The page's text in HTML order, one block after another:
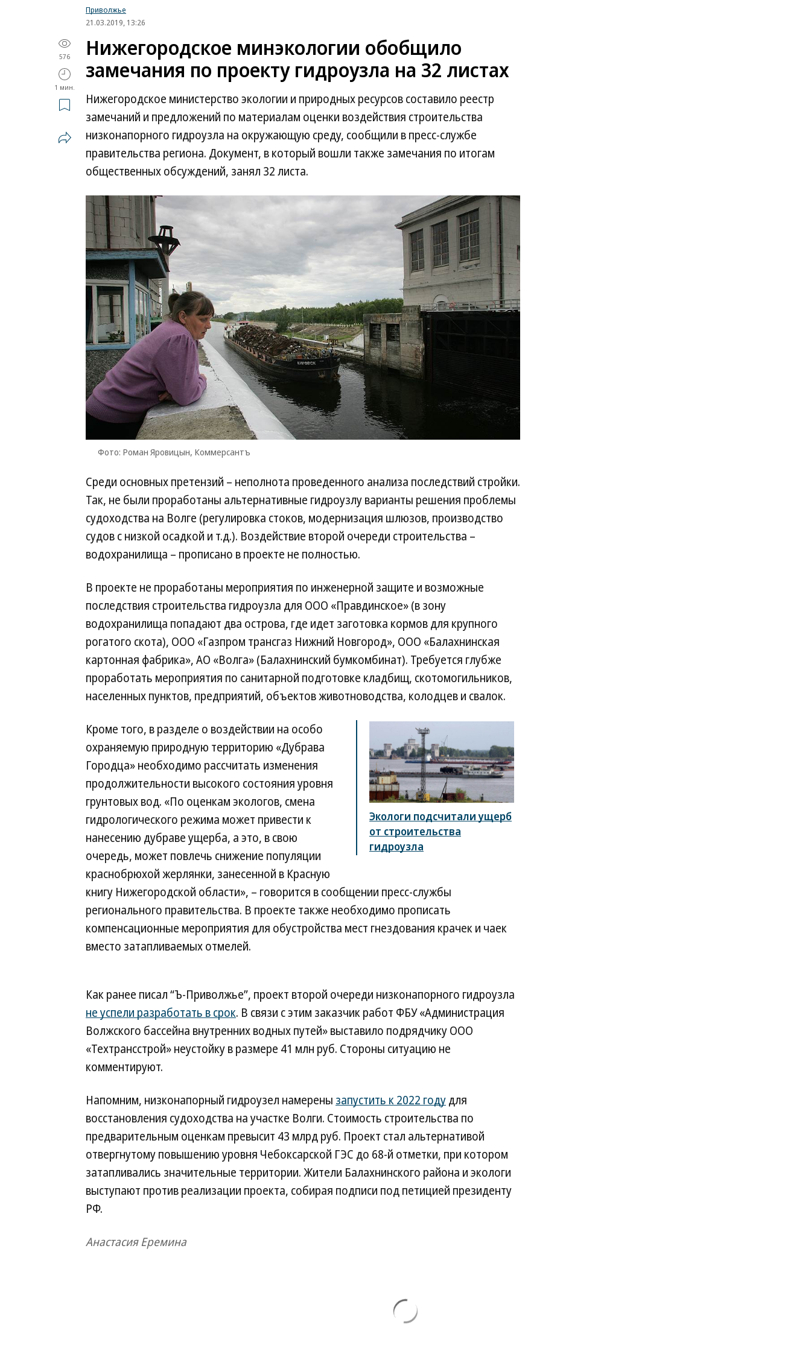
Приволжье
21.03.2019, 13:26
576
1 мин.
Нижегородское минэкологии обобщило
замечания по проекту гидроузла на 32 листах
Нижегородское министерство экологии и природных ресурсов составило реестр
замечаний и предложений по материалам оценки воздействия строительства
низконапорного гидроузла на окружающую среду, сообщили в пресс-службе
правительства региона. Документ, в который вошли также замечания по итогам
общественных обсуждений, занял 32 листа.
Фото: Роман Яровицын, Коммерсантъ
Среди основных претензий – неполнота проведенного анализа последствий стройки.
Так, не были проработаны альтернативные гидроузлу варианты решения проблемы
судоходства на Волге (регулировка стоков, модернизация шлюзов, производство
судов с низкой осадкой и т.д.). Воздействие второй очереди строительства –
водохранилища – прописано в проекте не полностью.
В проекте не проработаны мероприятия по инженерной защите и возможные
последствия строительства гидроузла для ООО «Правдинское» (в зону
водохранилища попадают два острова, где идет заготовка кормов для крупного
рогатого скота), ООО «Газпром трансгаз Нижний Новгород», ООО «Балахнинская
картонная фабрика», АО «Волга» (Балахнинский бумкомбинат). Требуется глубже
проработать мероприятия по санитарной подготовке кладбищ, скотомогильников,
населенных пунктов, предприятий, объектов животноводства, колодцев и свалок.
Экологи подсчитали ущерб
от строительства
гидроузла
Кроме того, в разделе о воздействии на особо
охраняемую природную территорию «Дубрава
Городца» необходимо рассчитать изменения
продолжительности высокого состояния уровня
грунтовых вод. «По оценкам экологов, смена
гидрологического режима может привести к
нанесению дубраве ущерба, а это, в свою
очередь, может повлечь снижение популяции
краснобрюхой жерлянки, занесенной в Красную
книгу Нижегородской области», – говорится в сообщении пресс-службы
регионального правительства. В проекте также необходимо прописать
компенсационные мероприятия для обустройства мест гнездования крачек и чаек
вместо затапливаемых отмелей.
Как ранее писал “Ъ-Приволжье”, проект второй очереди низконапорного гидроузла
не успели разработать в срок. В связи с этим заказчик работ ФБУ «Администрация
Волжского бассейна внутренних водных путей» выставило подрядчику ООО
«Техтрансстрой» неустойку в размере 41 млн руб. Стороны ситуацию не
комментируют.
Напомним, низконапорный гидроузел намерены запустить к 2022 годудля
восстановления судоходства на участке Волги. Стоимость строительства по
предварительным оценкам превысит 43 млрд руб. Проект стал альтернативой
отвергнутому повышению уровня Чебоксарской ГЭС до 68-й отметки, при котором
затапливались значительные территории. Жители Балахнинского района и экологи
выступают против реализации проекта, собирая подписи под петицией президенту
РФ.
Анастасия Еремина